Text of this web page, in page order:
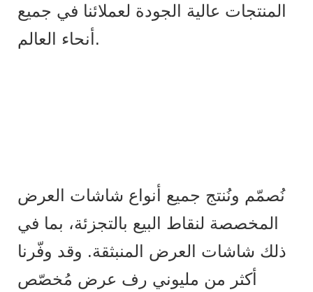
المنتجات عالية الجودة لعملائنا في جميع
أنحاء العالم.
نُصمّم ونُنتج جميع أنواع شاشات العرض
المخصصة لنقاط البيع بالتجزئة، بما في
ذلك شاشات العرض المنبثقة. وقد وفّرنا
أكثر من مليوني رف عرض مُخصّص